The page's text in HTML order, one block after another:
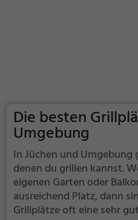
Die besten
Umgebung
In Jüchen und Umgebung
denen du grillen kannst.
eigenen Garten oder
ausreichend Platz, dann
Grillplätze oft eine sehr